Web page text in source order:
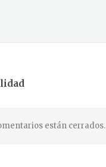
están cerrados.